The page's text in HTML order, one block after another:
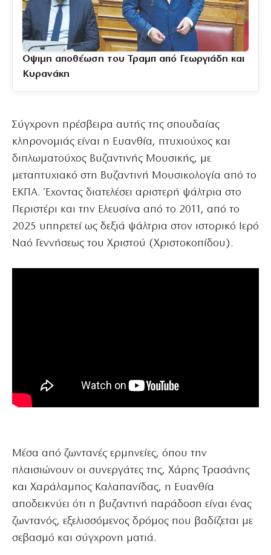
Οψιμη αποθέωση του Τραμπ από Γεωργιάδη και
Κυρανάκη
Σύγχρονη πρέσβειρα αυτής της σπουδαίας
κληρονομιάς είναι η Ευανθία, πτυχιούχος και
διπλωματούχος Βυζαντινής Μουσικής, με
μεταπτυχιακό στη Βυζαντινή Μουσικολογία από το
ΕΚΠΑ. Έχοντας διατελέσει αριστερή ψάλτρια στο
Περιστέρι και την Ελευσίνα από το 2011, από το
2025 υπηρετεί ως δεξιά ψάλτρια στον ιστορικό Ιερό
Ναό Γεννήσεως του Χριστού (Χριστοκοπίδου).
Μέσα από ζωντανές ερμηνείες, όπου την
πλαισιώνουν οι συνεργάτες της, Χάρης Τρασάνης
και Χαράλαμπος Καλαπανίδας, η Ευανθία
αποδεικνύει ότι η βυζαντινή παράδοση είναι ένας
ζωντανός, εξελισσόμενος δρόμος που βαδίζεται με
σεβασμό και σύγχρονη ματιά.